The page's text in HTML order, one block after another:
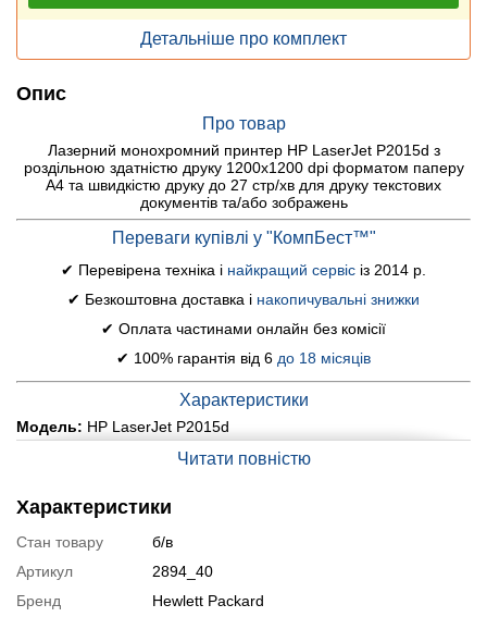
Детальніше про комплект
Опис
Про товар
Лазерний монохромний принтер HP LaserJet P2015d з
роздільною здатністю друку 1200x1200 dpi форматом паперу
A4 та швидкістю друку до 27 стр/хв для друку текстових
документів та/або зображень
Переваги купівлі у "КомпБест™"
✔ Перевірена техніка і найкращий сервіс із 2014 р.
✔ Безкоштовна доставка і накопичувальні знижки
✔ Оплата частинами онлайн без комісії
✔ 100% гарантія від 6 до 18 місяців
Характеристики
Модель: HP LaserJet P2015d
Роздільною здатністю друку:
Формат паперу:
не більше A4
Інтерфейси
: USB 2.0
Дуплекс:
Читати повністю
Характеристики
Стан товару
б/в
Артикул
2894_40
Бренд
Hewlett Packard